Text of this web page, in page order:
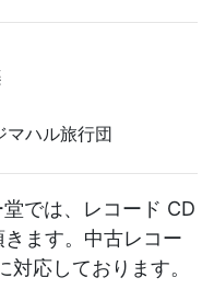
マハル旅行団
では、レコード CD
ます。中古レコー
対応しております。